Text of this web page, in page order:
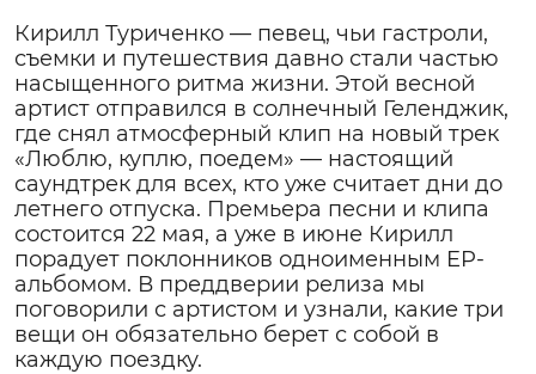
Кирилл Туриченко — певец, чьи гастроли,
съемки и путешествия давно стали частью
насыщенного ритма жизни. Этой весной
артист отправился в солнечный Геленджик,
где снял атмосферный клип на новый трек
«Люблю, куплю, поедем» — настоящий
саундтрек для всех, кто уже считает дни до
летнего отпуска. Премьера песни и клипа
состоится 22 мая, а уже в июне Кирилл
порадует поклонников одноименным EP-
альбомом. В преддверии релиза мы
поговорили с артистом и узнали, какие три
вещи он обязательно берет с собой в
каждую поездку.